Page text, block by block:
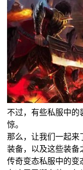
不过，有些私服中
惊。
那么，让我们一起
装备，以及这些装备
传奇变态私服中的